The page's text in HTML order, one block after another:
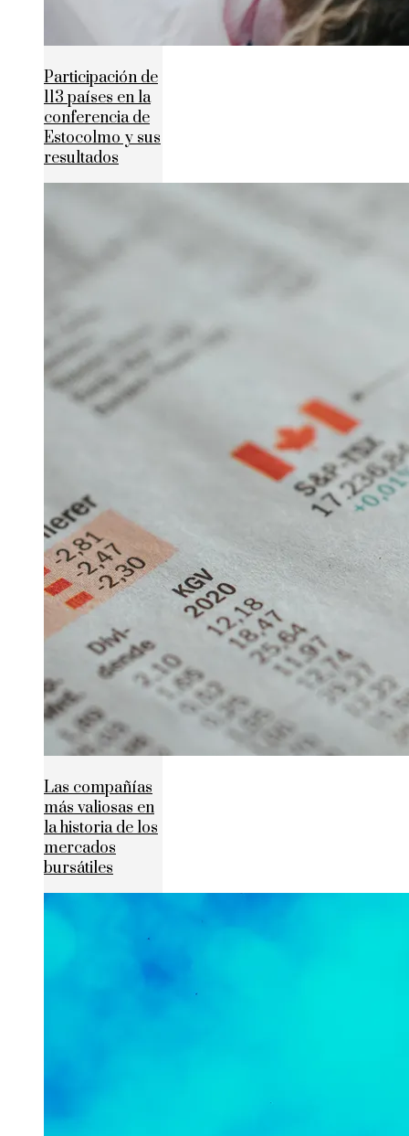
Participación de
113 países en la
conferencia de
Estocolmo y sus
resultados
Las compañías
más valiosas en
la historia de los
mercados
bursátiles